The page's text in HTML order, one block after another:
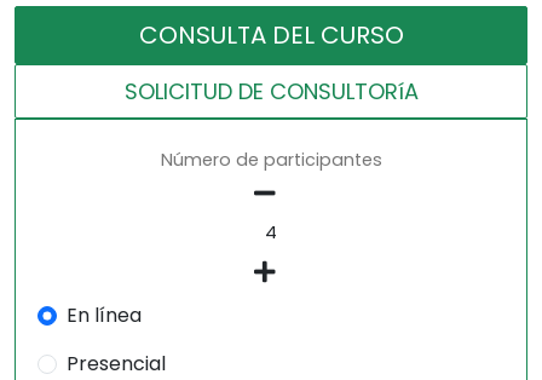
CONSULTA DEL CURSO
SOLICITUD DE CONSULTORíA
Número de participantes
En línea
Presencial